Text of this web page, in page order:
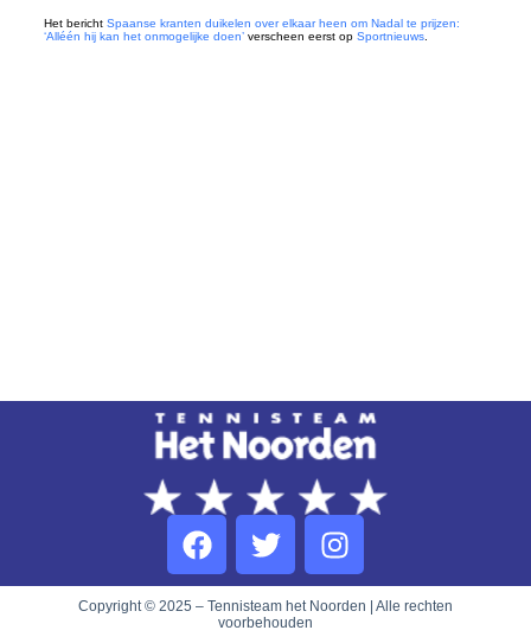
Het bericht Spaanse kranten duikelen over elkaar heen om Nadal te prijzen:
‘Alléén hij kan het onmogelijke doen’verscheen eerst op Sportnieuws.
Copyright © 2025 – Tennisteam het Noorden | Alle rechten
voorbehouden